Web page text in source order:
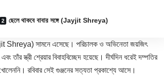
ছেলে থাকবে বাবার সঙ্গে (Jayjit Shreya)
Shreya) সামনে এসেছে। পরিচালক ও অভিনেতা জয়জিৎ
তাঁর স্ত্রী শ্রেয়ার বিবাহবিচ্ছেদ হয়েছে। দীর্ঘদিন ধরেই দম্পতির
রবিবার সেই গুঞ্জনের সত্যতা প্রকাশ্যে আসে।